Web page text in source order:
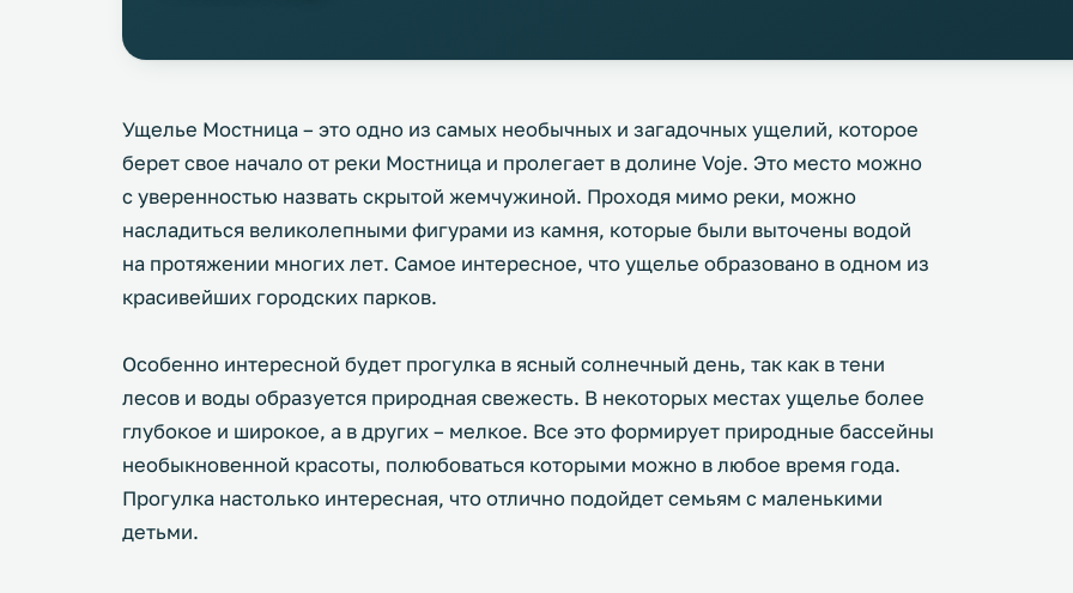
Ущелье Мостница – это одно из самых необычных и загадочных ущелий, которое
берет свое начало от реки Мостница и пролегает в долине Voje. Это место можно
с уверенностью назвать скрытой жемчужиной. Проходя мимо реки, можно
насладиться великолепными фигурами из камня, которые были выточены водой
на протяжении многих лет. Самое интересное, что ущелье образовано в одном из
красивейших городских парков.
Особенно интересной будет прогулка в ясный солнечный день, так как в тени
лесов и воды образуется природная свежесть. В некоторых местах ущелье более
глубокое и широкое, а в других – мелкое. Все это формирует природные бассейны
необыкновенной красоты, полюбоваться которыми можно в любое время года.
Прогулка настолько интересная, что отлично подойдет семьям с маленькими
детьми.